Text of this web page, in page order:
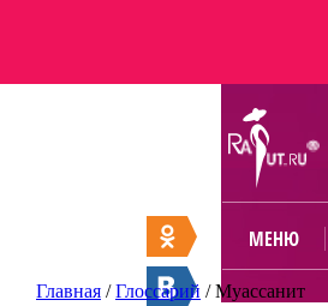
МЕНЮ
Главная /Глоссарий /Муассанит